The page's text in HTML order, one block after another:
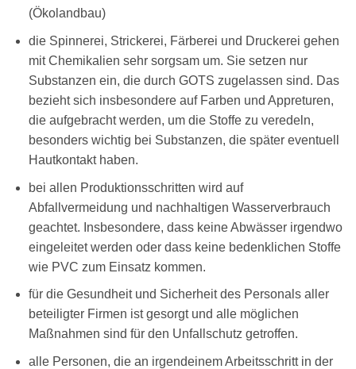
(Ökolandbau)
die Spinnerei, Strickerei, Färberei und Druckerei gehen
mit Chemikalien sehr sorgsam um. Sie setzen nur
Substanzen ein, die durch GOTS zugelassen sind. Das
bezieht sich insbesondere auf Farben und Appreturen,
die aufgebracht werden, um die Stoffe zu veredeln,
besonders wichtig bei Substanzen, die später eventuell
Hautkontakt haben.
bei allen Produktionsschritten wird auf
Abfallvermeidung und nachhaltigen Wasserverbrauch
geachtet. Insbesondere, dass keine Abwässer irgendwo
eingeleitet werden oder dass keine bedenklichen Stoffe
wie PVC zum Einsatz kommen.
für die Gesundheit und Sicherheit des Personals aller
beteiligter Firmen ist gesorgt und alle möglichen
Maßnahmen sind für den Unfallschutz getroffen.
alle Personen, die an irgendeinem Arbeitsschritt in der